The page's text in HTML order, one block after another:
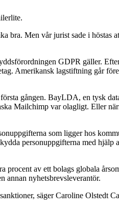
Men vår jurist sade i höstas
GDPR gäller.
Amerikansk lagstiftning går
gången. BayLDA, en tysk
Mailchimp var olagligt. Eller
som ligger hos
personuppgifterna med hjälp
procent av ett bolags globala
annan nyhetsbrevsleverantör.
säger Caroline Olstedt